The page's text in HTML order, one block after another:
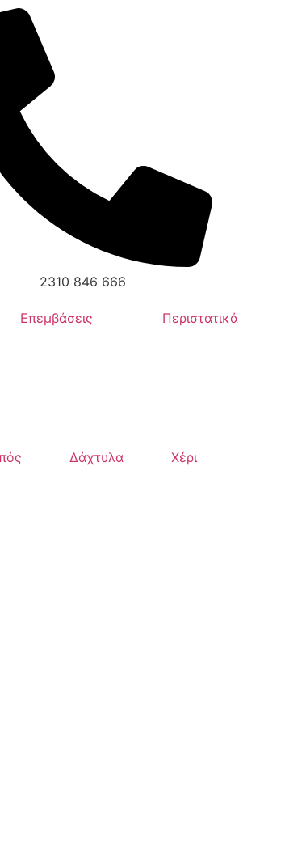
2310 846 666
Επεμβάσεις Περιστατικά
Δάχτυλα Χέρι